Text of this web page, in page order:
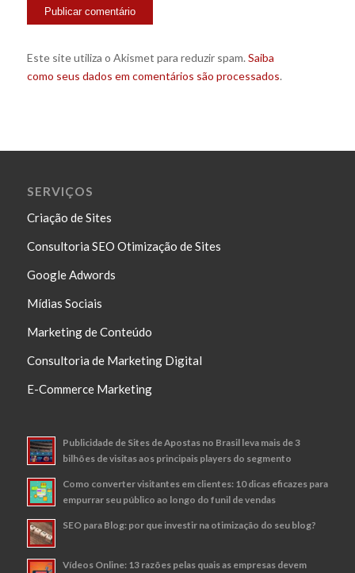
Este site utiliza o Akismet para reduzir spam. Saiba
como seus dados em comentários são processados.
SERVIÇOS
Criação de Sites
Consultoria SEO Otimização de Sites
Google Adwords
Mídias Sociais
Marketing de Conteúdo
Consultoria de Marketing Digital
E-Commerce Marketing
Publicidade de Sites de Apostas no Brasil leva mais de 3
bilhões de visitas aos principais players do segmento
Como converter visitantes em clientes: 10 dicas eficazes para
empurrar seu público ao longo do funil de vendas
SEO para Blog: por que investir na otimização do seu blog?
Vídeos Online: 13 razões pelas quais as empresas devem